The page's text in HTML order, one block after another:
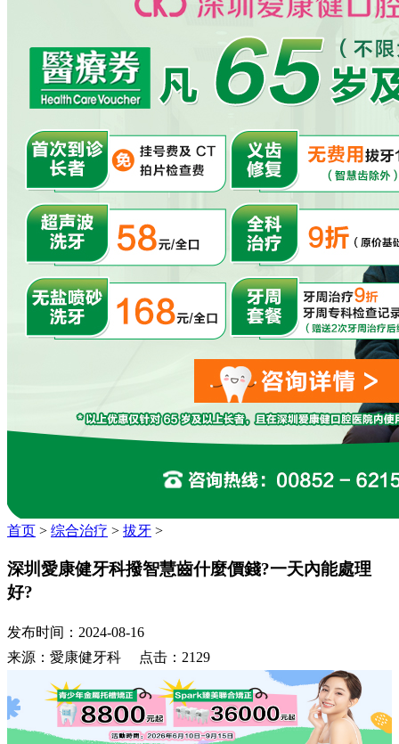
首页 > 综合治疗 > 拔牙 >
深圳愛康健牙科撥智慧齒什麼價錢?一天內能處理
好?
发布时间：2024-08-16
来源：愛康健牙科 点击：2129